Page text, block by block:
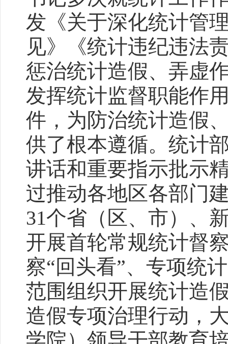
发《关于深化统计管
见》《统计违纪违法
惩治统计造假、弄虚
发挥统计监督职能作
件，为防治统计造假
供了根本遵循。统计
讲话和重要指示批示
过推动各地区各部门
31个省（区、市）、
开展首轮常规统计督
察“回头看”、专项统
范围组织开展统计造
造假专项治理行动，